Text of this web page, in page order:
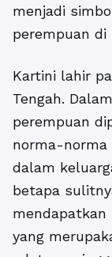
menjadi
perempuan di
Kartini lahir
Tengah.
perempuan
norma-norma
dalam
betapa
mendapatkan
yang